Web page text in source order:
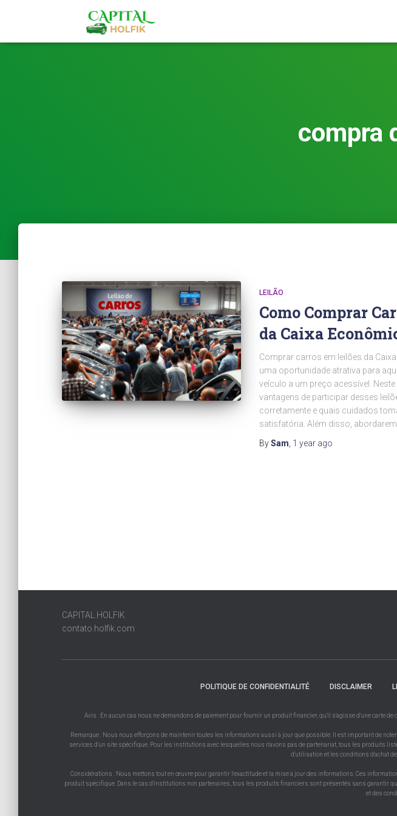
compra
LEILÃO
Como Comprar
da Caixa
Comprar carros em leilões da
uma oportunidade atrativa para
veículo a um preço acessível.
vantagens de participar desses
corretamente e quais cuidados
satisfatória. Além disso,
BySam 1 year ago
CAPITAL.HOLFIK
contato.holfik.com
POLITIQUE DE CONFIDENTIALITÉ DISCLAIMER
Avis : En aucun cas nous ne demandons de paiement pour fournir un produit financier, qu'il s'agisse d'une carte
Remarque : Nous nous efforçons de maintenir toutes les informations aussi à jour que possible. Il est important de
services d'un site spécifique. Pour les institutions avec lesquelles nous n'avons pas de partenariat, tous les produits
d'utilisation et les conditions d'achat
Considérations : Nous mettons tout en œuvre pour garantir l'exactitude et la mise à jour des informations. Ces
produit spécifique. Dans le cas d'institutions non partenaires, tous les produits financiers sont présentés sans
et des